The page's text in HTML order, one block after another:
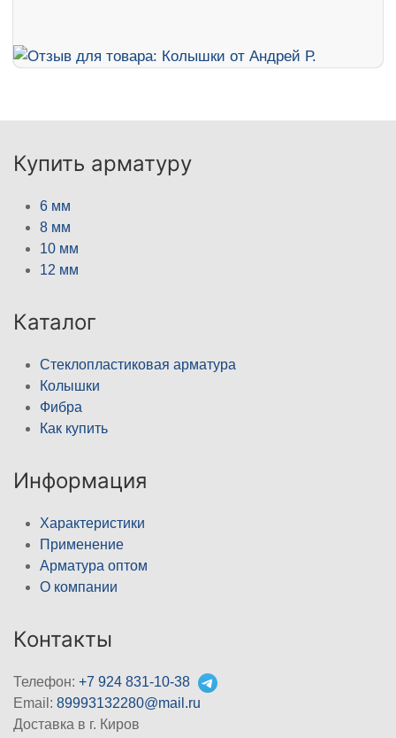
Купить арматуру
6 мм
8 мм
10 мм
12 мм
Каталог
Стеклопластиковая арматура
Колышки
Фибра
Как купить
Информация
Характеристики
Применение
Арматура оптом
О компании
Контакты
Телефон: +7 924 831-10-38
Email: 89993132280@mail.ru
Доставка в г. Киров